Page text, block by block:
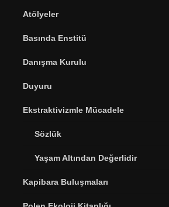
Atölyeler
Basında Enstitü
Danışma Kurulu
Duyuru
Ekstraktivizmle Mücadele
Sözlük
Yaşam Altından Değerlidir
Kapibara Buluşmaları